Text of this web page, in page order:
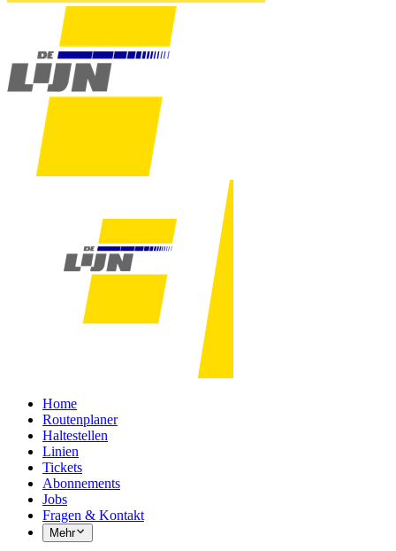
Home
Routenplaner
Haltestellen
Linien
Tickets
Abonnements
Jobs
Fragen & Kontakt
Mehr